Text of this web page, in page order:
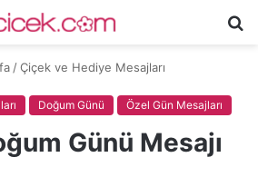
/Çiçek ve Hediye Mesajları
Doğum Günü Özel Gün Mesajları
Günü Mesajı